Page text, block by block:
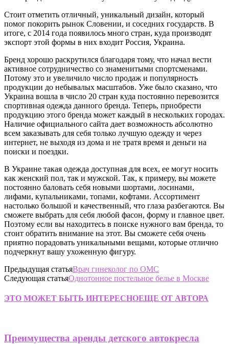
Стоит отметить отличный, уникальный дизайн, который
помог покорить рынок Словении, и соседних государств. В
итоге, с 2014 года появилось много стран, куда производят
экспорт этой формы в них входит Россия, Украина.
Бренд хорошо раскрутился благодаря тому, что начал вести
активное сотрудничество со знаменитыми спортсменами.
Потому это и увеличило число продаж и популярность
продукции до небывалых масштабов. Уже было сказано, что
Украина вошла в число 20 стран куда постоянно перевозится
спортивная одежда данного бренда. Теперь, приобрести
продукцию этого бренда может каждый в нескольких городах.
Наличие официального сайта дает возможность абсолютно
всем заказывать для себя только лучшую одежду и через
интернет, не выходя из дома и не тратя время и деньги на
поиски и поездки.
В Украине такая одежда доступная для всех, ее могут носить
как женский пол, так и мужской. Так, к примеру, вы можете
постоянно баловать себя новыми шортами, лосинами,
лифами, купальниками, топами, кофтами. Ассортимент
настолько большой и качественный, что глаза разбегаются. Вы
сможете выбрать для себя любой фасон, форму и главное цвет.
Поэтому если вы находитесь в поиске нужного вам бренда, то
стоит обратить внимание на этот. Вы сможете себя очень
приятно порадовать уникальными вещами, которые отлично
подчеркнут вашу ухоженную фигуру.
Предыдущая статьяВрач гинеколог по ОМС
Следующая статьяОднотонное постельное белье в Москве
ЭТО МОЖЕТ БЫТЬ ИНТЕРЕСНОЕЩЕ ОТ АВТОРА
Преимущества аренды детского автокресла